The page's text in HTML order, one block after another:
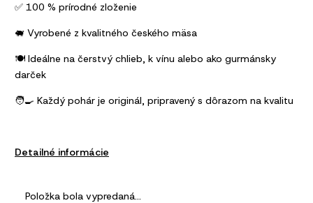
✅ 100 % prírodné zloženie
🐖 Vyrobené z kvalitného českého mäsa
🍽️ Ideálne na čerstvý chlieb, k vínu alebo ako gurmánsky
darček
🧑‍🍳 Každý pohár je originál, pripravený s dôrazom na kvalitu
Detailné informácie
Položka bola vypredaná…